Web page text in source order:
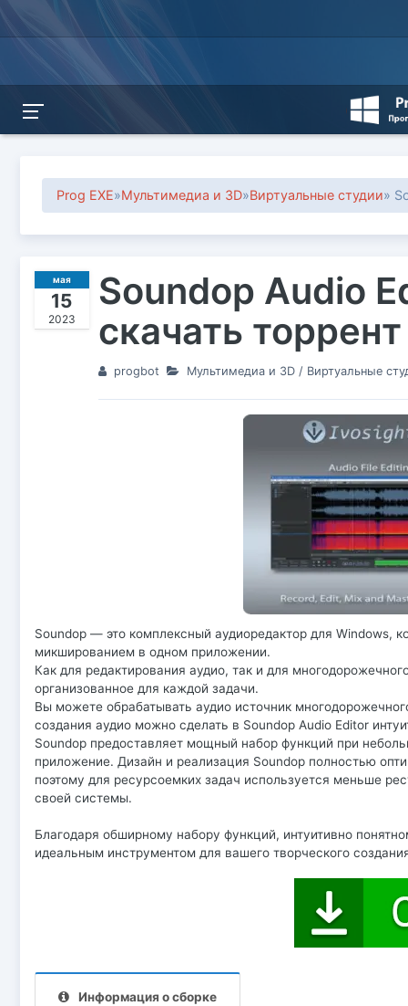
Prog EXE»Мультимедиа и 3D»Виртуальные студии»
мая
15
2023
Soundop Audio
скачать торрент
progbot Мультимедиа и 3D/ Виртуальные
Soundop — это комплексный аудиоредактор для Windows,
микшированием в одном приложении.
Как для редактирования аудио, так и для
организованное для каждой задачи.
Вы можете обрабатывать аудио источник
создания аудио можно сделать в Soundop Audio Editor
Soundop предоставляет мощный набор функций при
приложение. Дизайн и реализация Soundop полностью
поэтому для ресурсоемких задач используется меньше
своей системы.
Благодаря обширному набору функций, интуитивно
идеальным инструментом для вашего творческого
Информация о сборке